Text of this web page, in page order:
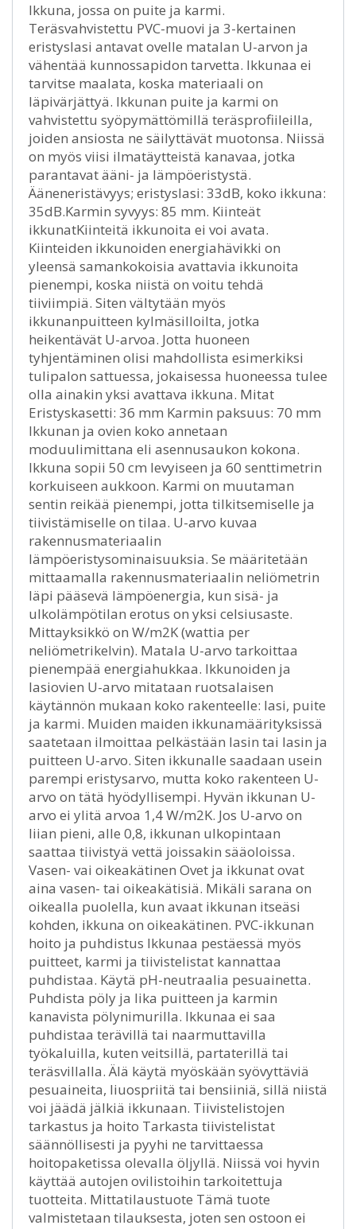
Ikkuna, jossa on puite ja karmi.
Teräsvahvistettu PVC-muovi ja 3-kertainen
eristyslasi antavat ovelle matalan U-arvon ja
vähentää kunnossapidon tarvetta. Ikkunaa ei
tarvitse maalata, koska materiaali on
läpivärjättyä. Ikkunan puite ja karmi on
vahvistettu syöpymättömillä teräsprofiileilla,
joiden ansiosta ne säilyttävät muotonsa. Niissä
on myös viisi ilmatäytteistä kanavaa, jotka
parantavat ääni- ja lämpöeristystä.
Ääneneristävyys; eristyslasi: 33dB, koko ikkuna:
35dB.Karmin syvyys: 85 mm. Kiinteät
ikkunatKiinteitä ikkunoita ei voi avata.
Kiinteiden ikkunoiden energiahävikki on
yleensä samankokoisia avattavia ikkunoita
pienempi, koska niistä on voitu tehdä
tiiviimpiä. Siten vältytään myös
ikkunanpuitteen kylmäsilloilta, jotka
heikentävät U-arvoa. Jotta huoneen
tyhjentäminen olisi mahdollista esimerkiksi
tulipalon sattuessa, jokaisessa huoneessa tulee
olla ainakin yksi avattava ikkuna. Mitat
Eristyskasetti: 36 mm Karmin paksuus: 70 mm
Ikkunan ja ovien koko annetaan
moduulimittana eli asennusaukon kokona.
Ikkuna sopii 50 cm levyiseen ja 60 senttimetrin
korkuiseen aukkoon. Karmi on muutaman
sentin reikää pienempi, jotta tilkitsemiselle ja
tiivistämiselle on tilaa. U-arvo kuvaa
rakennusmateriaalin
lämpöeristysominaisuuksia. Se määritetään
mittaamalla rakennusmateriaalin neliömetrin
läpi pääsevä lämpöenergia, kun sisä- ja
ulkolämpötilan erotus on yksi celsiusaste.
Mittayksikkö on W/m2K (wattia per
neliömetrikelvin). Matala U-arvo tarkoittaa
pienempää energiahukkaa. Ikkunoiden ja
lasiovien U-arvo mitataan ruotsalaisen
käytännön mukaan koko rakenteelle: lasi, puite
ja karmi. Muiden maiden ikkunamäärityksissä
saatetaan ilmoittaa pelkästään lasin tai lasin ja
puitteen U-arvo. Siten ikkunalle saadaan usein
parempi eristysarvo, mutta koko rakenteen U-
arvo on tätä hyödyllisempi. Hyvän ikkunan U-
arvo ei ylitä arvoa 1,4 W/m2K. Jos U-arvo on
liian pieni, alle 0,8, ikkunan ulkopintaan
saattaa tiivistyä vettä joissakin sääoloissa.
Vasen- vai oikeakätinen Ovet ja ikkunat ovat
aina vasen- tai oikeakätisiä. Mikäli sarana on
oikealla puolella, kun avaat ikkunan itseäsi
kohden, ikkuna on oikeakätinen. PVC-ikkunan
hoito ja puhdistus Ikkunaa pestäessä myös
puitteet, karmi ja tiivistelistat kannattaa
puhdistaa. Käytä pH-neutraalia pesuainetta.
Puhdista pöly ja lika puitteen ja karmin
kanavista pölynimurilla. Ikkunaa ei saa
puhdistaa terävillä tai naarmuttavilla
työkaluilla, kuten veitsillä, partaterillä tai
teräsvillalla. Älä käytä myöskään syövyttäviä
pesuaineita, liuospriitä tai bensiiniä, sillä niistä
voi jäädä jälkiä ikkunaan. Tiivistelistojen
tarkastus ja hoito Tarkasta tiivistelistat
säännöllisesti ja pyyhi ne tarvittaessa
hoitopaketissa olevalla öljyllä. Niissä voi hyvin
käyttää autojen ovilistoihin tarkoitettuja
tuotteita. Mittatilaustuote Tämä tuote
valmistetaan tilauksesta, joten sen ostoon ei